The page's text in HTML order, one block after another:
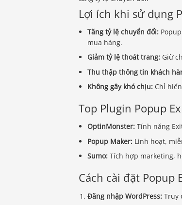
Lợi ích khi sử dụng
Tăng tỷ lệ chuyển đổi:
mua hàng.
Giảm tỷ lệ thoát trang: Giữ
Thu thập thông tin khách
Không gây khó chịu: Chỉ
Top Plugin Popup
OptinMonster: Tính năng
Popup Maker: Linh hoạt,
Sumo: Tích hợp marketing,
Cách cài đặt Popup
Đăng nhập WordPress: Truy